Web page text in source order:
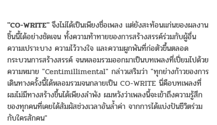
"CO-WRITE"จึงไม่ได้เป็นเพียงชื่อเพลง แต่ยังสะท้อนแก่นของผลงาน
ชิ้นนี้ได้อย่างชัดเจน ทั้งความท้าทายของการสร้างสรรค์ร่วมกับผู้อื่น
ความเปราะบาง ความไว้วางใจ และความผูกพันที่ก่อตัวขึ้นตลอด
กระบวนการสร้างสรรค์ จนหลอมรวมออกมาเป็นบทเพลงที่เปี่ยมไปด้วย
ความหมาย "Centimillimental" กล่าวเสริมว่า "ทุกย่างก้าวของการ
เดินทางครั้งนี้ได้หลอมรวมจนกลายเป็น CO-WRITE นี่คือบทเพลงที่
ผมไม่มีทางสร้างขึ้นได้เพียงลำพัง ผมหวังว่าเพลงนี้จะเข้าถึงความรู้สึก
ของทุกคนที่เคยได้สัมผัสช่วงเวลาอันล้ำค่า จากการได้แบ่งปันชีวิตร่วม
กับใครสักคน"